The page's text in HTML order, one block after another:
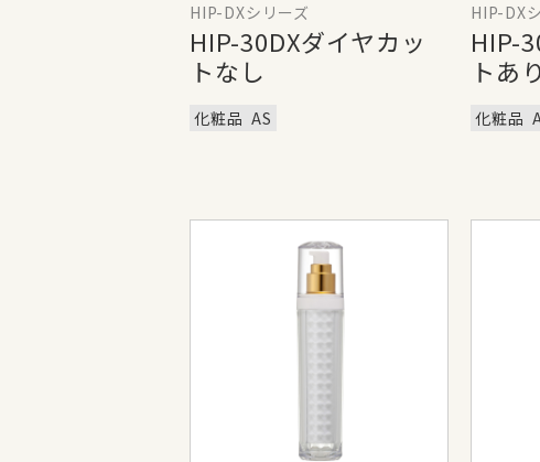
HIP-DXシリーズ
HIP-30DXダイヤカッ
トなし
化粧品 AS
HIP-DX
HIP-
トあり
化粧品